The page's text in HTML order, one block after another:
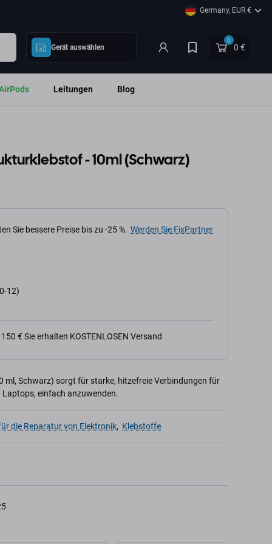
Germany, EUR €
Gerät auswählen
0
0 €
Leitungen Blog
- 10ml (Schwarz)
Sie bessere Preise bis zu -25 %. Werden Sie FixPartner
12)
€ Sie erhalten KOSTENLOSEN Versand
ml, Schwarz) sorgt für starke, hitzefreie Verbindungen für
Laptops, einfach anzuwenden.
die Reparatur von Elektronik, Klebstoffe